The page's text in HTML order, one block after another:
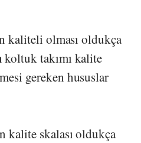
kaliteli olması oldukça
koltuk takımı kalite
gereken hususlar
kalite skalası oldukça